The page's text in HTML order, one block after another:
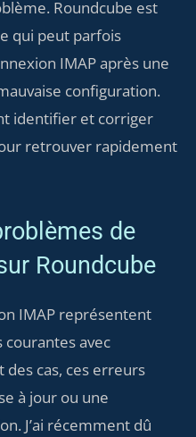
Roundcube est
qui peut parfois
IMAP après une
configuration.
identifier et corriger
retrouver rapidement
de
Roundcube
IMAP représentent
courantes avec
des cas, ces erreurs
à jour ou une
J’ai récemment dû